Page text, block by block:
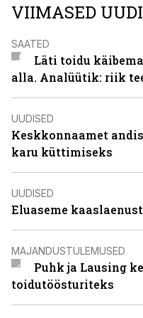
VIIMASED
SAATED
Läti toidu
alla. Analüütik: riik
UUDISED
Keskkonnaamet
karu küttimiseks
UUDISED
Eluaseme
MAJANDUSTULEMUSED
Puhk ja Lausing
toidutöösturiteks